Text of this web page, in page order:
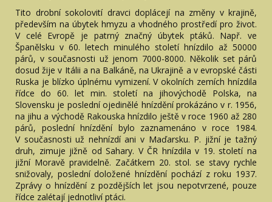
Tito drobní sokolovití dravci doplácejí na změny v krajině,
především na úbytek hmyzu a vhodného prostředí pro život.
V celé Evropě je patrný značný úbytek ptáků. Např. ve
Španělsku v 60. letech minulého století hnízdilo až 50000
párů, v současnosti už jenom 7000-8000. Několik set párů
dosud žije v Itálii a na Balkáně, na Ukrajině a v evropské části
Ruska je blízko úplnému vymizení. V okolních zemích hnízdila
řídce do 60. let min. století na jihovýchodě Polska, na
Slovensku je poslední ojedinělé hnízdění prokázáno v r. 1956,
na jihu a východě Rakouska hnízdilo ještě v roce 1960 až 280
párů, poslední hnízdění bylo zaznamenáno v roce 1984.
V současnosti už nehnízdí ani v Maďarsku. P. jižní je tažný
druh, zimuje jižně od Sahary. V ČR hnízdila v 19. století na
jižní Moravě pravidelně. Začátkem 20. stol. se stavy rychle
snižovaly, poslední doložené hnízdění pochází z roku 1937.
Zprávy o hnízdění z pozdějších let jsou nepotvrzené, pouze
řídce zalétají jednotliví ptáci.